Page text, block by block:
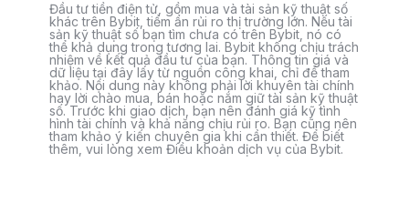
Đầu tư tiền điện tử, gồm mua và tài sản kỹ thuật số
khác trên Bybit, tiềm ẩn rủi ro thị trường lớn. Nếu tài
sản kỹ thuật số bạn tìm chưa có trên Bybit, nó có
thể khả dụng trong tương lai. Bybit không chịu trách
nhiệm về kết quả đầu tư của bạn. Thông tin giá và
dữ liệu tại đây lấy từ nguồn công khai, chỉ để tham
khảo. Nội dung này không phải lời khuyên tài chính
hay lời chào mua, bán hoặc nắm giữ tài sản kỹ thuật
số. Trước khi giao dịch, bạn nên đánh giá kỹ tình
hình tài chính và khả năng chịu rủi ro. Bạn cũng nên
tham khảo ý kiến chuyên gia khi cần thiết. Để biết
thêm, vui lòng xem Điều khoản dịch vụ của Bybit.